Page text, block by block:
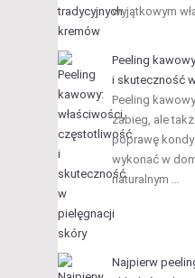
wyjątkowym
Peeling
i skuteczność
Peeling
zabieg, ale
poprawę
wykonać w
naturalnym …
Najpierw